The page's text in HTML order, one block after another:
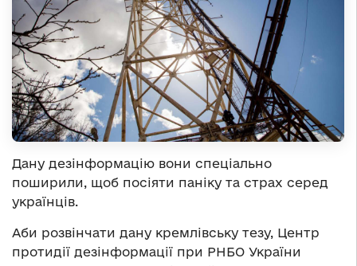
Дану дезінформацію вони спеціально
поширили, щоб посіяти паніку та страх серед
українців.
Аби розвінчати дану кремлівську тезу, Центр
протидії дезінформації при РНБО України